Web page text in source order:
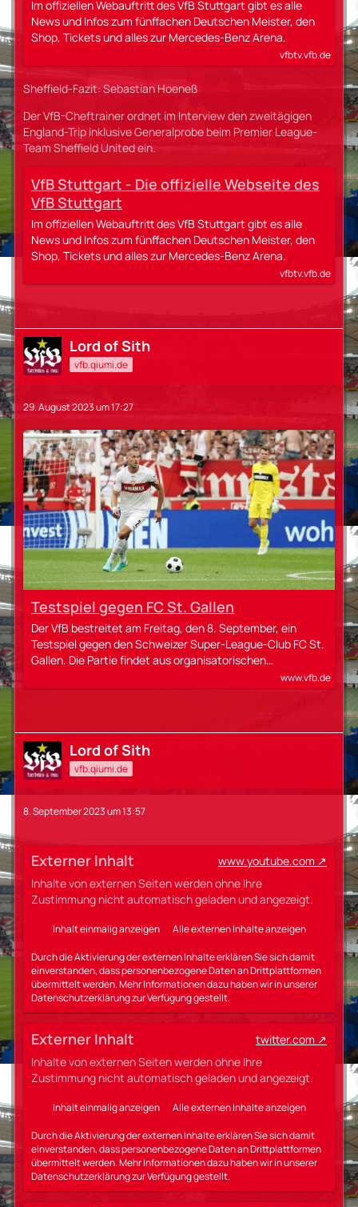
Im offiziellen Webauftritt des VfB Stuttgart gibt es alle
News und Infos zum fünffachen Deutschen Meister, den
Shop, Tickets und alles zur Mercedes-Benz Arena.
vfbtv.vfb.de
Sheffield-Fazit: Sebastian Hoeneß
Der VfB-Cheftrainer ordnet im Interview den zweitägigen
England-Trip inklusive Generalprobe beim Premier League-
Team Sheffield United ein.
VfB Stuttgart - Die offizielle Webseite des
VfB Stuttgart
Im offiziellen Webauftritt des VfB Stuttgart gibt es alle
News und Infos zum fünffachen Deutschen Meister, den
Shop, Tickets und alles zur Mercedes-Benz Arena.
vfbtv.vfb.de
Lord of Sith
vfb.qiumi.de
29. August 2023 um 17:27
Testspiel gegen FC St. Gallen
Der VfB bestreitet am Freitag, den 8. September, ein
Testspiel gegen den Schweizer Super-League-Club FC St.
Gallen. Die Partie findet aus organisatorischen…
www.vfb.de
Lord of Sith
vfb.qiumi.de
8. September 2023 um 13:57
Externer Inhalt
www.youtube.com
Inhalte von externen Seiten werden ohne Ihre
Zustimmung nicht automatisch geladen und angezeigt.
Inhalt einmalig anzeigen Alle externen Inhalte anzeigen
Durch die Aktivierung der externen Inhalte erklären Sie sich damit
einverstanden, dass personenbezogene Daten an Drittplattformen
übermittelt werden. Mehr Informationen dazu haben wir in unserer
Datenschutzerklärung zur Verfügung gestellt.
Externer Inhalt
twitter.com
Inhalte von externen Seiten werden ohne Ihre
Zustimmung nicht automatisch geladen und angezeigt.
Inhalt einmalig anzeigen Alle externen Inhalte anzeigen
Durch die Aktivierung der externen Inhalte erklären Sie sich damit
einverstanden, dass personenbezogene Daten an Drittplattformen
übermittelt werden. Mehr Informationen dazu haben wir in unserer
Datenschutzerklärung zur Verfügung gestellt.